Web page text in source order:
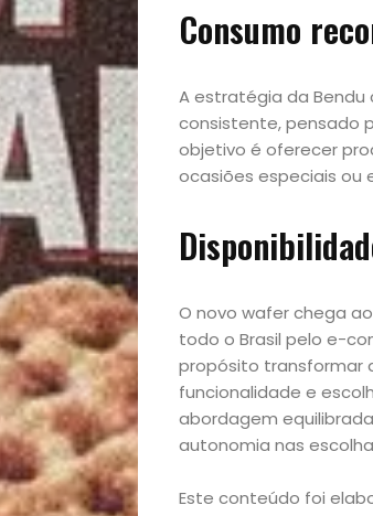
lá!
Casa
e
Decoração
Exclusiva
Homem
Mães
&
Filhos
Consumo
A estratégia da
consistente, pensado
objetivo é oferecer
ocasiões especiais ou
O novo wafer chega
todo o Brasil pelo e-
propósito transformar
funcionalidade e
abordagem
autonomia nas
Este conteúdo foi